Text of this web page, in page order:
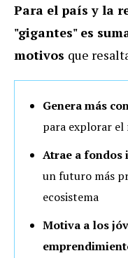
Para el país y la
"gigantes" es
motivos que
Genera más
para explorar
Atrae afondos
un futuro más
ecosistema
Motiva a los